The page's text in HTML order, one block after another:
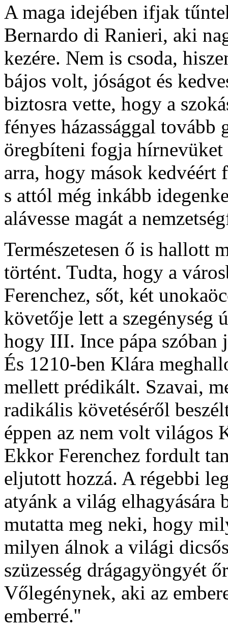
A maga idejében ifjak
Bernardo di Ranieri, aki
kezére. Nem is csoda,
bájos volt, jóságot és
biztosra vette, hogy a
fényes házassággal tovább
öregbíteni fogja
arra, hogy mások
s attól még inkább
alávesse magát a
Természetesen ő is hallott
történt. Tudta, hogy a
Ferenchez, sőt, két
követője lett a szegénység
hogy III. Ince pápa szóban
És 1210-ben Klára
mellett prédikált. Szavai,
radikális követéséről
éppen az nem volt világos
Ekkor Ferenchez fordult
eljutott hozzá. A régebbi
atyánk a világ elhagyására
mutatta meg neki, hogy
milyen álnok a világi
szüzesség drágagyöngyét
Vőlegénynek, aki az
emberré.''